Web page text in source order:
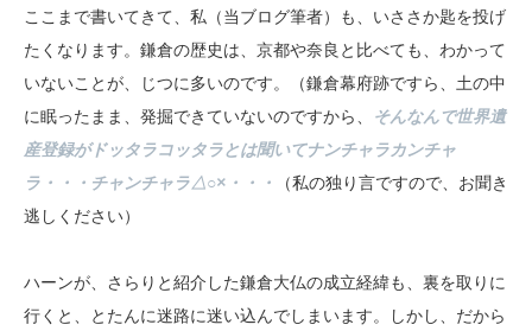
ここまで書いてきて、私（当ブログ筆者）も、いささか匙を投げ
たくなります。鎌倉の歴史は、京都や奈良と比べても、わかって
いないことが、じつに多いのです。（鎌倉幕府跡ですら、土の中
に眠ったまま、発掘できていないのですから、
そんなんで世界遺
産登録がドッタラコッタラとは聞いてナンチャラカンチャ
ラ・・・チャンチャラ△○×・・・
（私の独り言ですので、お聞き
逃しください）
ハーンが、さらりと紹介した鎌倉大仏の成立経緯も、裏を取りに
行くと、とたんに迷路に迷い込んでしまいます。しかし、だから